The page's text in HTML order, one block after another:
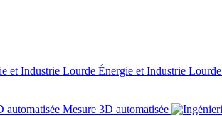
Énergie et Industrie Lourde
Mesure 3D automatisée